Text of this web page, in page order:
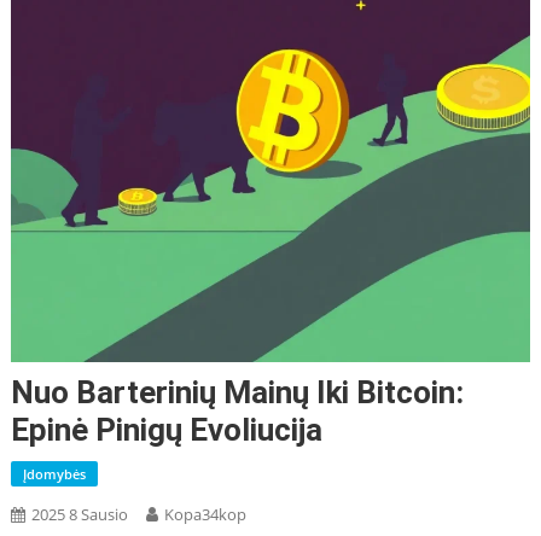
Nuo Barterinių Mainų Iki Bitcoin:
Epinė Pinigų Evoliucija
Įdomybės
2025 8 Sausio Kopa34kop